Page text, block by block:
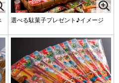
選べる駄菓子プレゼント♪イメージ